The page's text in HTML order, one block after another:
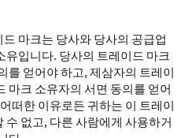
마크는 당사와 당사의 공급업
유입니다. 당사의 트레이드 마크
를 얻어야 하고, 제삼자의 트레이
마크 소유자의 서면 동의를 얻어
떠한 이유로든 귀하는 이 트레이
수 없고, 다른 사람에게 사용하거